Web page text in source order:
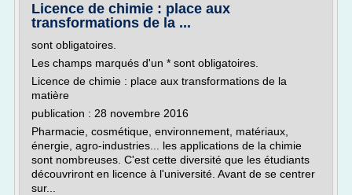
Licence de chimie : place aux
transformations de la ...
sont obligatoires.
Les champs marqués d'un * sont obligatoires.
Licence de chimie : place aux transformations de la
matière
publication : 28 novembre 2016
Pharmacie, cosmétique, environnement, matériaux,
énergie, agro-industries... les applications de la chimie
sont nombreuses. C'est cette diversité que les étudiants
découvriront en licence à l'université. Avant de se centrer
sur...